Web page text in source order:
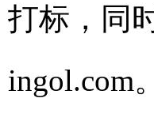
打标，同
ingol.com。